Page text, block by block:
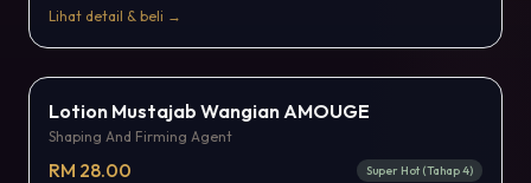
Lihat detail & beli →
Popular
Lotion Mustajab Wangian AMOUGE
Shaping And Firming Agent
RM 28.00 Super Hot (Tahap 4)